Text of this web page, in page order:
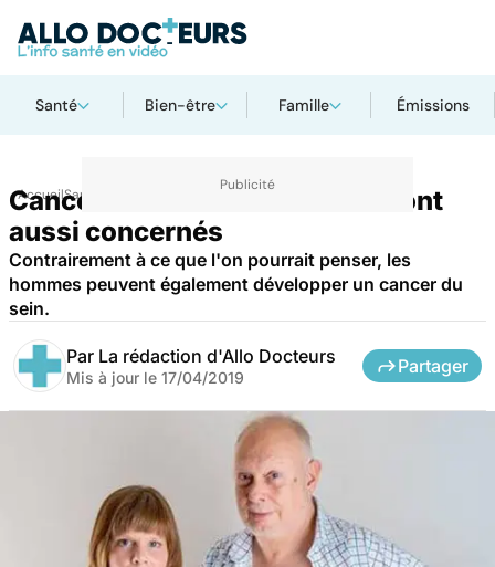
Santé Bien-être Famille Émissions
AccueilSanté
Cancer du sein : les hommes sont
aussi concernés
Contrairement à ce que l'on pourrait penser, les
hommes peuvent également développer un cancer du
sein.
Par La rédaction d'Allo Docteurs
Mis à jour le 17/04/2019
Partager